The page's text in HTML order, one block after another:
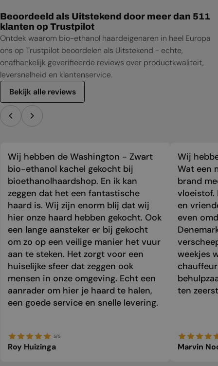
Beoordeeld als Uitstekend door meer dan 511
klanten op Trustpilot
Ontdek waarom bio-ethanol haardeigenaren in heel Europa
ons op Trustpilot beoordelen als Uitstekend - echte,
onafhankelijk geverifieerde reviews over productkwaliteit,
leversnelheid en klantenservice.
Bekijk alle reviews
Wij hebben de Washington - Zwart
bio-ethanol kachel gekocht bij
bioethanolhaardshop. En ik kan
zeggen dat het een fantastische
haard is. Wij zijn enorm blij dat wij
hier onze haard hebben gekocht. Ook
een lange aansteker er bij gekocht
om zo op een veilige manier het vuur
aan te steken. Het zorgt voor een
huiselijke sfeer dat zeggen ook
mensen in onze omgeving. Echt een
aanrader om hier je haard te halen,
een goede service en snelle levering.
5/5
Roy Huizinga
Wij
Wat een
brand
vloeistof.
en
even
weekjes
ten
Marvin